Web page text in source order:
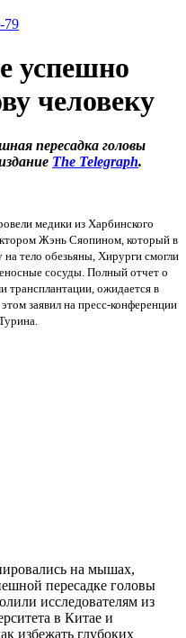
79
успешно
человеку
пересадка головы
The Telegraph.
медики из Харбинского
Жэнь Сяопином, который в
тело обезьяны, Хирурги смогли
сосуды. Полный отчет о
трансплантации, ожидается в
заявил на пресс-конференции
на мышах,
пересадке головы
исследователям из
в Китае и
избежать глубоких